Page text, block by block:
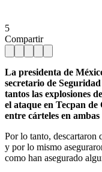
5
Compartir
La presidenta de
secretario de
tantos las explosiones
el ataque en Tecpan
entre cárteles en
Por lo tanto, descartaron
y por lo mismo
como han asegurado